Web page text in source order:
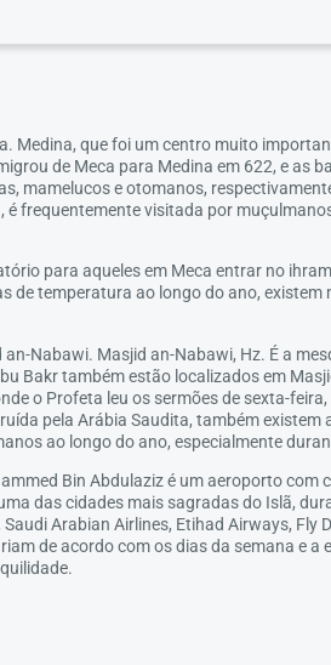
Medina, que foi um centro muito
de Meca para Medina em 622, e as
mamelucos e otomanos,
frequentemente visitada por
para aqueles em Meca entrar no
de temperatura ao longo do ano,
Nabawi. Masjid an-Nabawi, Hz. É a
Bakr também estão localizados em
o Profeta leu os sermões de sexta-
pela Arábia Saudita, também
ao longo do ano, especialmente
Bin Abdulaziz é um aeroporto
das cidades mais sagradas do Islã,
Arabian Airlines, Etihad Airways,
de acordo com os dias da semana e